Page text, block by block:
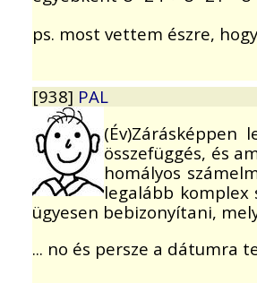
ps. most vettem észre, hogy
[938] PAL
összefüggés, és
homályos
legalább
ügyesen bebizonyítani,
... no és persze a dátumra